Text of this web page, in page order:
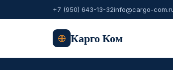
+7 (950) 643-13-32info@cargo-
Карго Ком